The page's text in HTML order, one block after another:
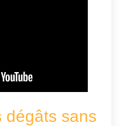
dégâts sans